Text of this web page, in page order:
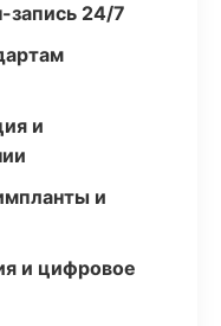
запись 24/7
и
и
и цифровое